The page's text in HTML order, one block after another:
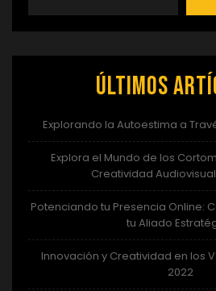
Últimos
Explorando la Autoestima a
Explora el Mundo de los
Creatividad
Potenciando tu Presencia Online:
tu Aliado
Innovación y Creatividad en los
2022